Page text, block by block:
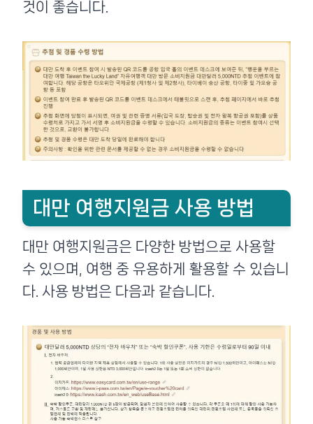
것이 좋습니다.
대만 여행지원금 사용 방법
대만 여행지원금은 다양한 방법으로 사용할
수 있으며, 여행 중 유용하게 활용할 수 있습니
다. 사용 방법은 다음과 같습니다.